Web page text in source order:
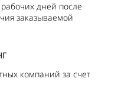
дней после
заказываемой
компаний за счет